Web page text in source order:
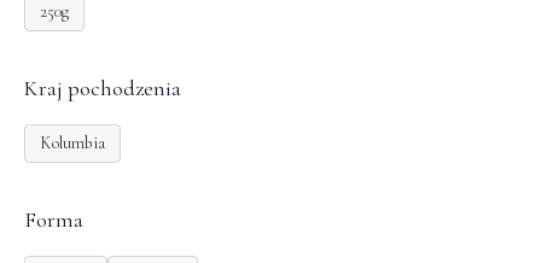
250g
Kraj pochodzenia
Kolumbia
Forma